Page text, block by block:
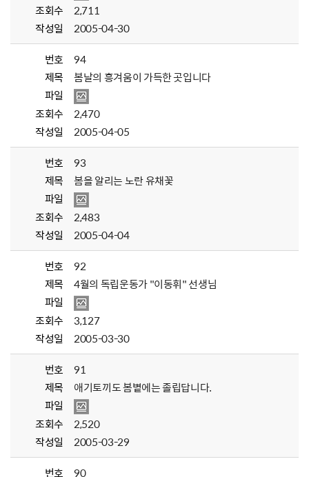
조회수
2,711
작성일
2005-04-30
번호
94
제목
봄날의 흥겨움이 가득한 곳입니다
파일
조회수
2,470
작성일
2005-04-05
번호
93
제목
봄을 알리는 노란 유채꽃
파일
조회수
2,483
작성일
2005-04-04
번호
92
제목
4월의 독립운동가 "이동휘" 선생님
파일
조회수
3,127
작성일
2005-03-30
번호
91
제목
애기토끼도 봄볕에는 졸립답니다.
파일
조회수
2,520
작성일
2005-03-29
번호
90